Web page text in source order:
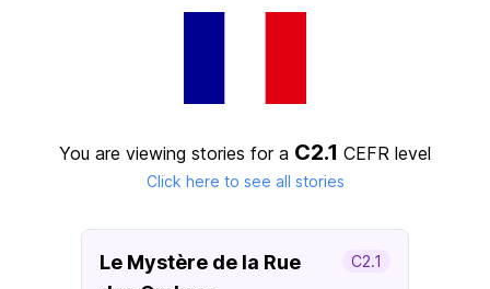
You are viewing stories for a C2.1 CEFR level
Click here to see all stories
Le Mystère de la Rue
C2.1